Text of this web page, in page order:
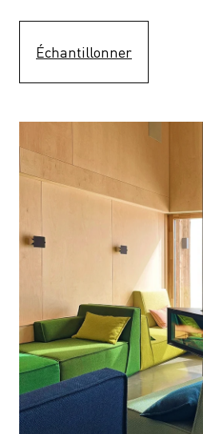
Échantillonner